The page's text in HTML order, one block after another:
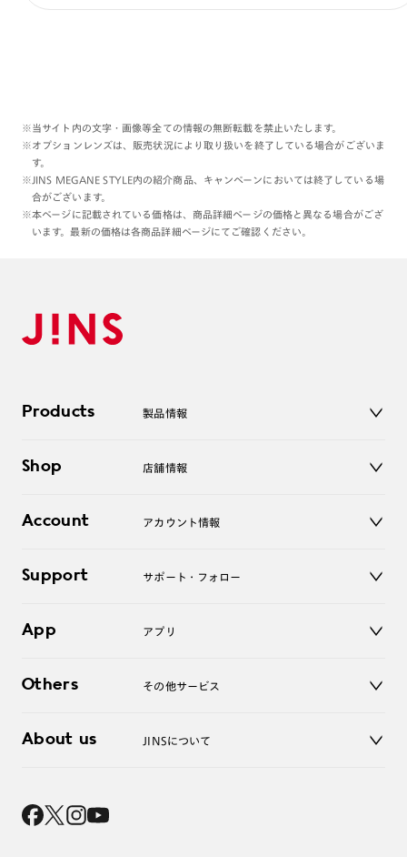
※当サイト内の文字・画像等全ての情報の無断転載を禁止いたします。
※オプションレンズは、販売状況により取り扱いを終了している場合がございま
す。
※JINS MEGANE STYLE内の紹介商品、キャンペーンにおいては終了している場
合がございます。
※本ページに記載されている価格は、商品詳細ページの価格と異なる場合がござ
います。最新の価格は各商品詳細ページにてご確認ください。
Products 製品情報
サングラス
コンタクトレンズ
アクセサリー
Shop 店舗情報
オンラインショップ
Account アカウント情報
ログアウト
Support サポート・フォロー
よくあるご質問
お問い合わせ
App アプリ
Others その他サービス
レンズ交換
About us JINSについて
採用情報